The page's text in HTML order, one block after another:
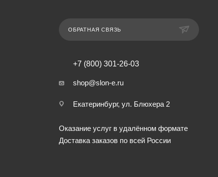
ОБРАТНАЯ СВЯЗЬ
+7 (800) 301-26-03
shop@slon-e.ru
Екатеринбург, ул. Блюхера 2
Оказание услуг в удалённом формате
Доставка заказов по всей России